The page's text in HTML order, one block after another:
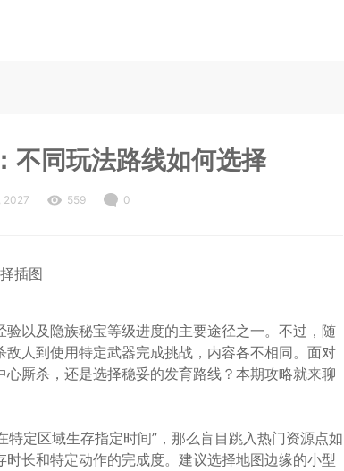
不同玩法路线如何选择
2027 559 0
以及隐族秘宝等级进度的主要途径之一。不过，随
人到使用特定武器完成挑战，内容各不相同。面对
厮杀，还是选择稳妥的发育路线？本期攻略就来聊
定区域生存指定时间”，那么盲目跳入热门资源点如
长和特定动作的完成度。建议选择地图边缘的小型